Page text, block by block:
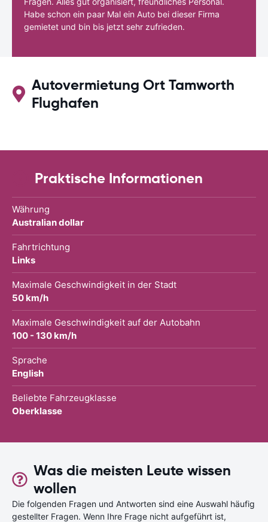
Habe schon ein paar Mal ein Auto bei dieser Firma
gemietet und bin bis jetzt sehr zufrieden.
Autovermietung Ort Tamworth
Flughafen
Praktische Informationen
Währung
Australian dollar
Fahrtrichtung
Links
Maximale Geschwindigkeit in der Stadt
50 km/h
Maximale Geschwindigkeit auf der Autobahn
100 - 130 km/h
Sprache
English
Beliebte Fahrzeugklasse
Oberklasse
Was die meisten Leute wissen
wollen
Die folgenden Fragen und Antworten sind eine Auswahl häufig
gestellter Fragen. Wenn Ihre Frage nicht aufgeführt ist,